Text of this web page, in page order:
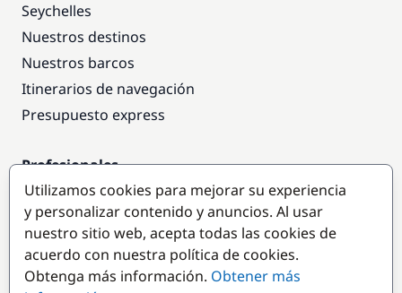
Seychelles
Nuestros destinos
Nuestros barcos
Itinerarios de navegación
Presupuesto express
Profesionales
Acceso empresas
Colaborar como empresa
Destinos populares
Utilizamos cookies para mejorar su experiencia
y personalizar contenido y anuncios. Al usar
nuestro sitio web, acepta todas las cookies de
acuerdo con nuestra política de cookies.
Obtenga más información. Obtener más